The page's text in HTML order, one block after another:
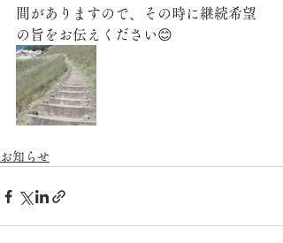
間がありますので、その時に継続希望
の旨をお伝えください😊
お知らせ